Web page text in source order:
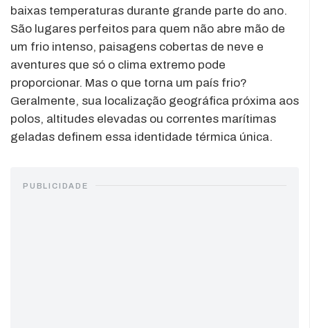
baixas temperaturas durante grande parte do ano.
São lugares perfeitos para quem não abre mão de
um frio intenso, paisagens cobertas de neve e
aventures que só o clima extremo pode
proporcionar. Mas o que torna um país frio?
Geralmente, sua localização geográfica próxima aos
polos, altitudes elevadas ou correntes marítimas
geladas definem essa identidade térmica única.
PUBLICIDADE